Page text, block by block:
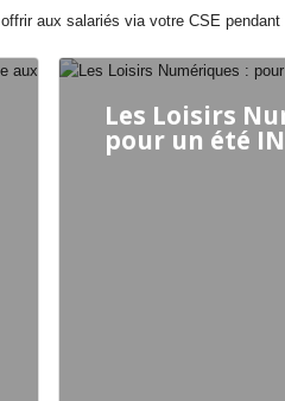
aux salariés via votre CSE
Les Loisirs
pour un été